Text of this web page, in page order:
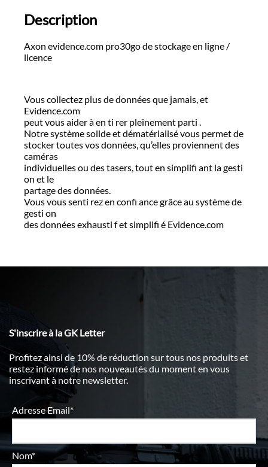
Description
Axon evidence.com pro30go de stockage en ligne /
licence
Vous collectez plus de données que jamais, et
Evidence.com
peut vous aider à en ti rer pleinement parti .
Notre système solide et dématérialisé vous permet de
stocker toutes vos données, qu’elles proviennent des
caméras
individuelles ou des tasers, tout en simplifi ant la gesti
on et le
partage des données.
Vous vous senti rez en confi ance grâce au système de
gesti on
des données exhausti f et simplifi é Evidence.com
S'inscrire à la GK Letter
Profitez ainsi de 10% de réduction sur tous nos produits et
restez informé de nos nouveautés du moment en vous
inscrivant à notre newsletter.
Adresse Email*
Nom*